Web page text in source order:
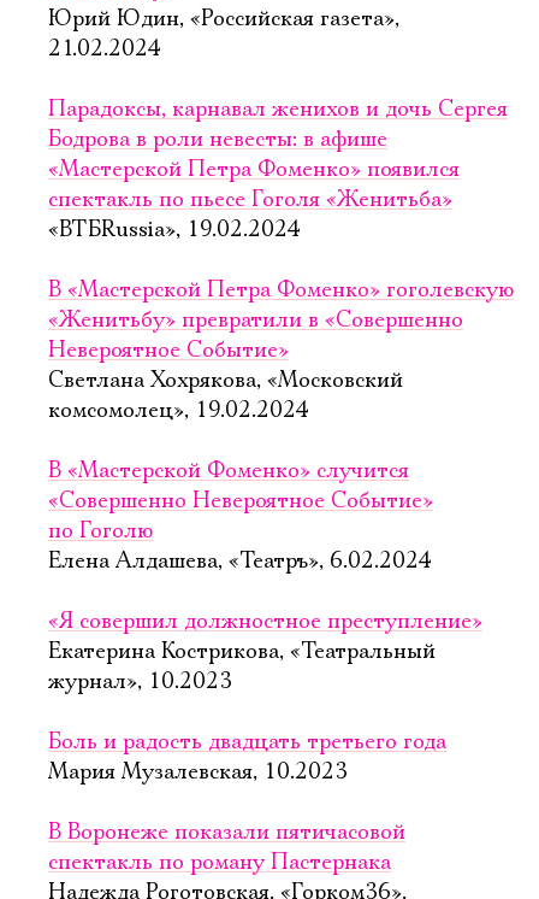
Юрий Юдин, «Российская газета»,
21.02.2024
Парадоксы, карнавал женихов и дочь Сергея
Бодрова в роли невесты: в афише
«Мастерской Петра Фоменко» появился
спектакль по пьесе Гоголя «Женитьба»
«ВТБRussia», 19.02.2024
В «Мастерской Петра Фоменко» гоголевскую
«Женитьбу» превратили в «Совершенно
Невероятное Событие»
Светлана Хохрякова, «Московский
комсомолец», 19.02.2024
В «Мастерской Фоменко» случится
«Совершенно Невероятное Событие»
по Гоголю
Елена Алдашева, «Театръ», 6.02.2024
«Я совершил должностное преступление»
Екатерина Кострикова, «Театральный
журнал», 10.2023
Боль и радость двадцать третьего года
Мария Музалевская, 10.2023
В Воронеже показали пятичасовой
спектакль по роману Пастернака
Надежда Роготовская, «Горком36»,